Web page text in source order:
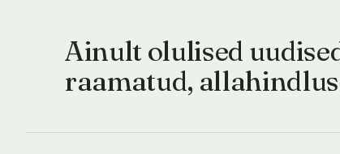
Ainult olulised
raamatud,